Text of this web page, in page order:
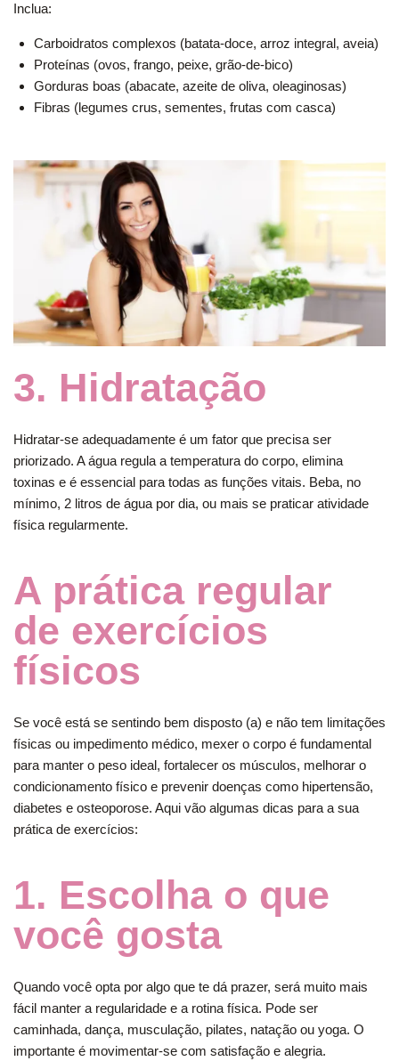
Inclua:
Carboidratos complexos (batata-doce, arroz integral, aveia)
Proteínas (ovos, frango, peixe, grão-de-bico)
Gorduras boas (abacate, azeite de oliva, oleaginosas)
Fibras (legumes crus, sementes, frutas com casca)
3. Hidratação
Hidratar-se adequadamente é um fator que precisa ser
priorizado. A água regula a temperatura do corpo, elimina
toxinas e é essencial para todas as funções vitais. Beba, no
mínimo, 2 litros de água por dia, ou mais se praticar atividade
física regularmente.
A prática regular
de exercícios
físicos
Se você está se sentindo bem disposto (a) e não tem limitações
físicas ou impedimento médico, mexer o corpo é fundamental
para manter o peso ideal, fortalecer os músculos, melhorar o
condicionamento físico e prevenir doenças como hipertensão,
diabetes e osteoporose. Aqui vão algumas dicas para a sua
prática de exercícios:
1. Escolha o que
você gosta
Quando você opta por algo que te dá prazer, será muito mais
fácil manter a regularidade e a rotina física. Pode ser
caminhada, dança, musculação, pilates, natação ou yoga. O
importante é movimentar-se com satisfação e alegria.